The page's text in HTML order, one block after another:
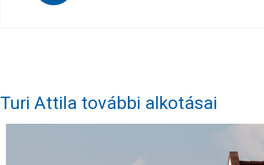
Turi Attila további alkotásai